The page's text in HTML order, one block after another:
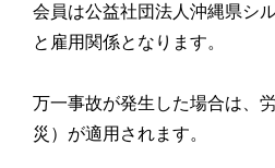
会員は公益社団法人沖縄県シ
と雇用関係となります。
万一事故が発生した場合は、
災）が適用されます。